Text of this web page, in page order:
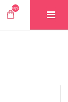
Товар(ов)